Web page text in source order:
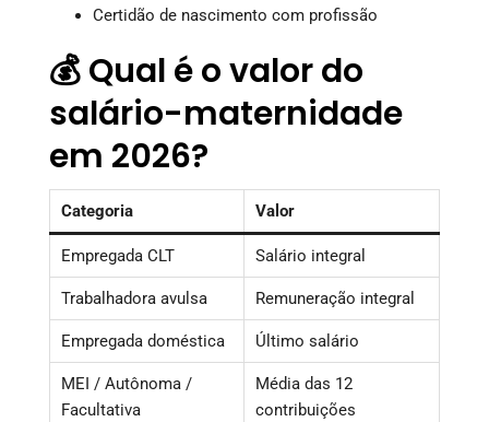
Certidão de nascimento com profissão
💰 Qual é o valor do
salário-maternidade
em 2026?
Categoria Valor
Empregada CLT Salário integral
Trabalhadora avulsa Remuneração integral
Empregada doméstica Último salário
MEI / Autônoma /
Facultativa
Média das 12
contribuições